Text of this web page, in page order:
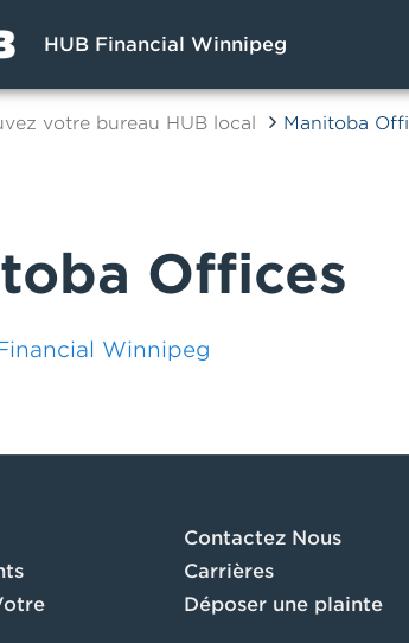
HUB Financial Winnipeg
votre bureau HUB local Manitoba
Offices
Winnipeg
Contactez Nous
Carrières
Déposer une plainte